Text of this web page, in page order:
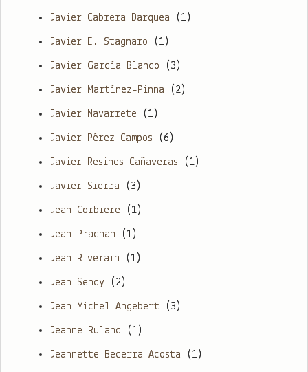
Javier Cabrera Darquea (1)
Javier E. Stagnaro (1)
Javier García Blanco (3)
Javier Martínez-Pinna (2)
Javier Navarrete (1)
Javier Pérez Campos (6)
Javier Resines Cañaveras (1)
Javier Sierra (3)
Jean Corbiere (1)
Jean Prachan (1)
Jean Riverain (1)
Jean Sendy (2)
Jean-Michel Angebert (3)
Jeanne Ruland (1)
Jeannette Becerra Acosta (1)